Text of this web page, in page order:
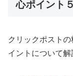
心ポイント
クリックポスト
イントについて解